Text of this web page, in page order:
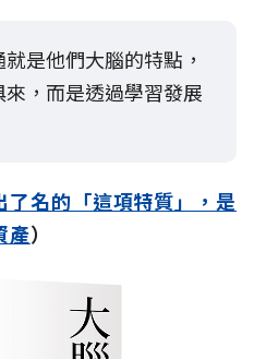
是他們大腦的特點，
，而是透過學習發展
了名的「這項特質」，是
產）